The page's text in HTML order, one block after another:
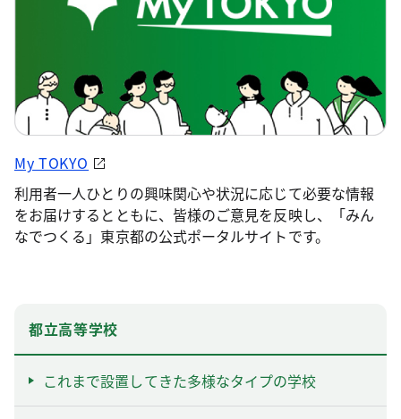
My TOKYO
利用者一人ひとりの興味関心や状況に応じて必要な情報
をお届けするとともに、皆様のご意見を反映し、「みん
なでつくる」東京都の公式ポータルサイトです。
都立高等学校
これまで設置してきた多様なタイプの学校